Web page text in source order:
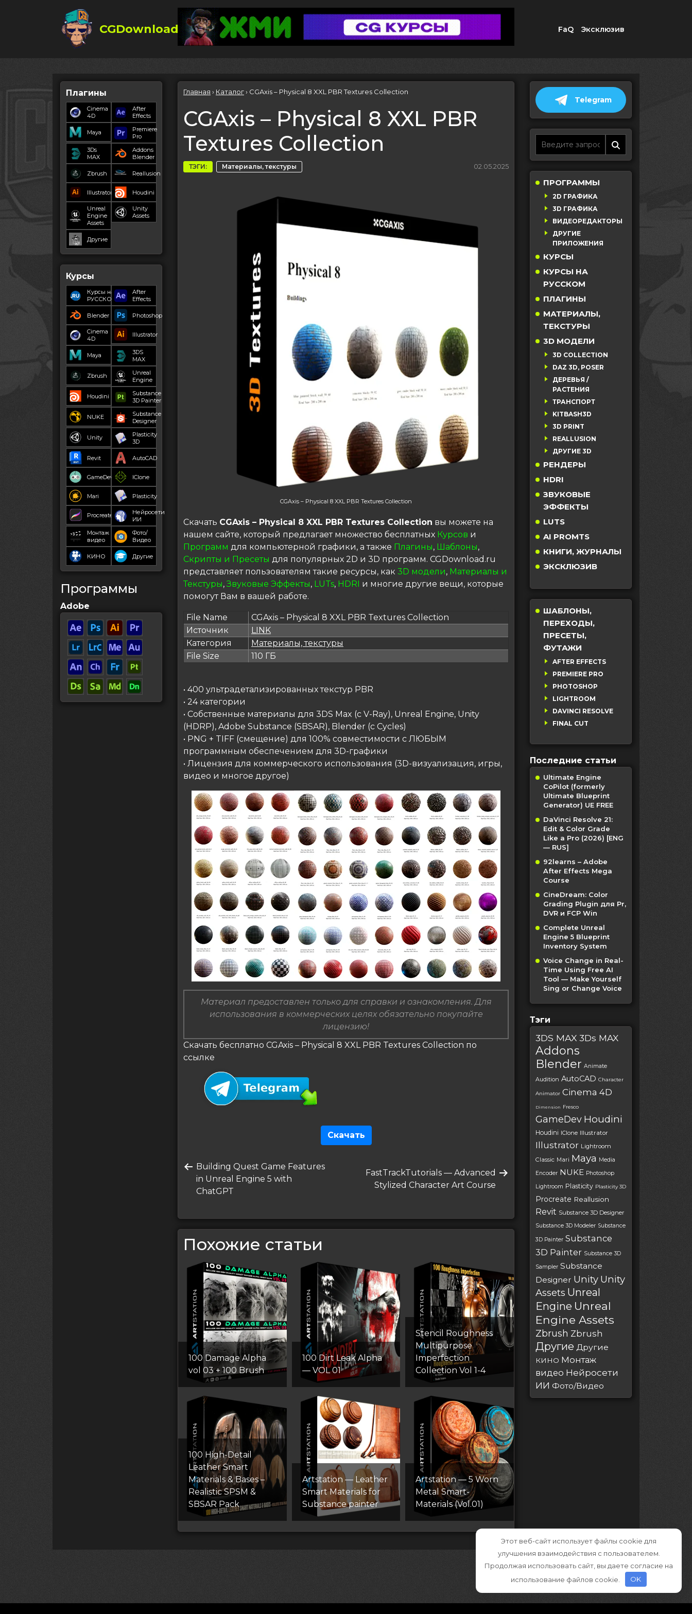
CGDownload FaQ Эксклюзив
Плагины
Cinema
4D
After
Effects
Maya
Premiere
Pro
3Ds
MAX
Addons
Blender
Zbrush Reallusion
Illustrator Houdini
Unreal
Engine
Assets
Unity
Assets
Другие
Курсы
Курсы на
РУССКОМ
After
Effects
Blender Photoshop
Cinema
4D
Illustrator
Maya
3DS
MAX
Zbrush
Unreal
Engine
Houdini
Substance
3D Painter
NUKE
Substance
Designer
Unity
Plasticity
3D
Revit AutoCAD
GameDev IClone
Mari Plasticity
Procreate
Нейросети
ИИ
Монтаж
видео
Фото/
Видео
КИНО Другие
Программы
Adobe
Главная › Каталог› CGAxis – Physical 8 XXL PBR Textures Collection
CGAxis – Physical 8 XXL PBR
Textures Collection
ТЭГИ: Материалы, текстуры 02.05.2025
CGAxis – Physical 8 XXL PBR Textures Collection
Скачать CGAxis – Physical 8 XXL PBR Textures Collection вы можете на
нашем сайте, который предлагает множество бесплатных Курсов и
Программ для компьютерной графики, а также Плагины, Шаблоны,
Скрипты и Пресеты для популярных 2D и 3D программ. CGDownload.ru
представляет пользователям такие ресурсы, как 3D модели, Материалы и
Текстуры,Звуковые Эффекты, LUTs, HDRI и многие другие вещи, которые
помогут Вам в вашей работе.
File Name
CGAxis – Physical 8 XXL PBR Textures Collection
Источник
LINK
Категория
Материалы, текстуры
File Size
110 ГБ
• 400 ультрадетализированных текстур PBR
• 24 категории
• Собственные материалы для 3DS Max (с V-Ray), Unreal Engine, Unity
(HDRP), Adobe Substance (SBSAR), Blender (с Cycles)
• PNG + TIFF (смещение) для 100% совместимости с ЛЮБЫМ
программным обеспечением для 3D-графики
• Лицензия для коммерческого использования (3D-визуализация, игры,
видео и многое другое)
Материал предоставлен только для справки и ознакомления. Для
использования в коммерческих целях обязательно покупайте
лицензию!
Скачать бесплатно CGAxis – Physical 8 XXL PBR Textures Collection по
ссылке
Скачать
по
записям
Предыдущая
запись
Building Quest Game Features
in Unreal Engine 5 with
ChatGPT
Следующая
запись
FastTrackTutorials — Advanced
Stylized Character Art Course
Похожие статьи
100 Damage Alpha
vol 03 + 100 Brush
100 Dirt Leak Alpha
— VOL 01
Stencil Roughness
Multipurpose
Imperfection
Collection Vol 1-4
100 High-Detail
Leather Smart
Materials & Bases –
Realistic SPSM &
SBSAR Pack
Artstation — Leather
Smart Materials for
Substance painter
Artstation — 5 Worn
Metal Smart-
Materials (Vol.01)
Telegram
ПРОГРАММЫ
2D ГРАФИКА
3D ГРАФИКА
ВИДЕОРЕДАКТОРЫ
ДРУГИЕ
ПРИЛОЖЕНИЯ
КУРСЫ
КУРСЫ НА
РУССКОМ
ПЛАГИНЫ
МАТЕРИАЛЫ,
ТЕКСТУРЫ
3D МОДЕЛИ
3D COLLECTION
DAZ 3D, POSER
ДЕРЕВЬЯ /
РАСТЕНИЯ
ТРАНСПОРТ
KITBASH3D
3D PRINT
REALLUSION
ДРУГИЕ 3D
РЕНДЕРЫ
HDRI
ЗВУКОВЫЕ
ЭФФЕКТЫ
LUTS
AI PROMTS
КНИГИ, ЖУРНАЛЫ
ЭКСКЛЮЗИВ
ШАБЛОНЫ,
ПЕРЕХОДЫ,
ПРЕСЕТЫ,
ФУТАЖИ
AFTER EFFECTS
PREMIERE PRO
PHOTOSHOP
LIGHTROOM
DAVINCI RESOLVE
FINAL CUT
Последние статьи
Ultimate Engine
CoPilot (formerly
Ultimate Blueprint
Generator) UE FREE
DaVinci Resolve 21:
Edit & Color Grade
Like a Pro (2026) [ENG
— RUS]
92learns – Adobe
After Effects Mega
Course
CineDream: Color
Grading Plugin для Pr,
DVR и FCP Win
Complete Unreal
Engine 5 Blueprint
Inventory System
Voice Change in Real-
Time Using Free AI
Tool — Make Yourself
Sing or Change Voice
Тэги
3DS MAX 3Ds MAX
Addons
Blender Animate
Audition AutoCAD Character
Animator Cinema 4D
Dimension Fresco
GameDev Houdini
Houdini IClone Illustrator
Illustrator Lightroom
Classic Mari Maya
Media
Encoder NUKE Photoshop
Lightroom Plasticity Plasticity 3D
Procreate Reallusion
Revit Substance 3D Designer
Substance 3D Modeler Substance
3D Painter Substance
3D Painter Substance 3D
Sampler Substance
Designer Unity Unity
Assets Unreal
Engine Unreal
Engine Assets
Zbrush Zbrush
Другие Другие
КИНО Монтаж
видео Нейросети
ИИ Фото/Видео
Этот веб-сайт использует файлы cookie для
улучшения взаимодействия с пользователем.
Продолжая использовать сайт, вы даете согласие на
использование файлов cookie.
OK